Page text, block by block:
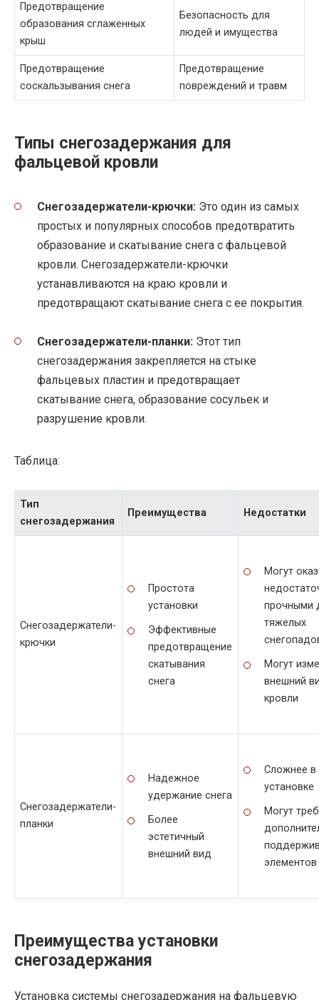
Предотвращение
образования сглаженных
крыш
Безопасность для
людей и имущества
Предотвращение
соскальзывания снега
Предотвращение
повреждений и травм
Типы снегозадержания для
фальцевой кровли
Снегозадержатели-крючки: Это один из самых
простых и популярных способов предотвратить
образование и скатывание снега с фальцевой
кровли. Снегозадержатели-крючки
устанавливаются на краю кровли и
предотвращают скатывание снега с ее покрытия.
Снегозадержатели-планки: Этот тип
снегозадержания закрепляется на стыке
фальцевых пластин и предотвращает
скатывание снега, образование сосульек и
разрушение кровли.
Таблица:
Тип
снегозадержания
Преимущества Недостатки
Снегозадержатели-
крючки
Простота
установки
Эффективные
предотвращение
скатывания
снега
Могут
прочными
тяжелых
Могут
внешний
кровли
Снегозадержатели-
планки
Надежное
удержание снега
Более
эстетичный
внешний вид
Сложнее в
установке
Могут
элементов
Преимущества установки
снегозадержания
Установка системы снегозадержания на фальцевую